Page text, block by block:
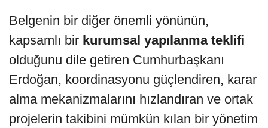
Belgenin bir diğer önemli yönünün,
kapsamlı bir kurumsal yapılanma teklifi
olduğunu dile getiren Cumhurbaşkanı
Erdoğan, koordinasyonu güçlendiren, karar
alma mekanizmalarını hızlandıran ve ortak
projelerin takibini mümkün kılan bir yönetim